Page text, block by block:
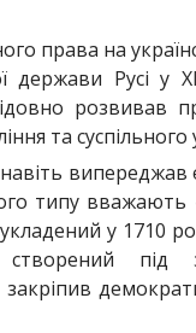
права на
Русі у
розвивав
та суспільного
типу вважають
у 1710
під